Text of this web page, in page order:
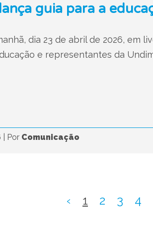
guia para a
dia 23 de abril de 2026, em
e representantes da
Por Comunicação
‹ 1 2 3 4